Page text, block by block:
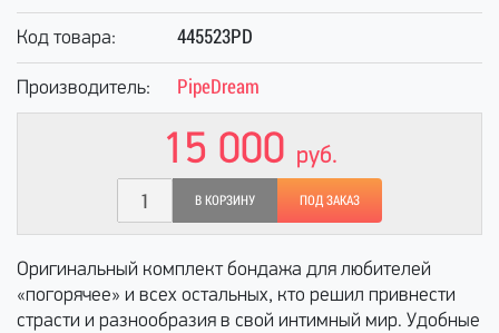
Код товара: 445523PD
Производитель: PipeDream
15 000 руб.
В КОРЗИНУ ПОД ЗАКАЗ
Оригинальный комплект бондажа для любителей
«погорячее» и всех остальных, кто решил привнести
страсти и разнообразия в свой интимный мир. Удобные